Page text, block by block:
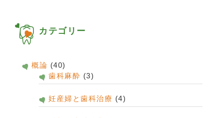
カテゴリー
概論 (40)
歯科麻酔 (3)
妊産婦と歯科治療 (4)